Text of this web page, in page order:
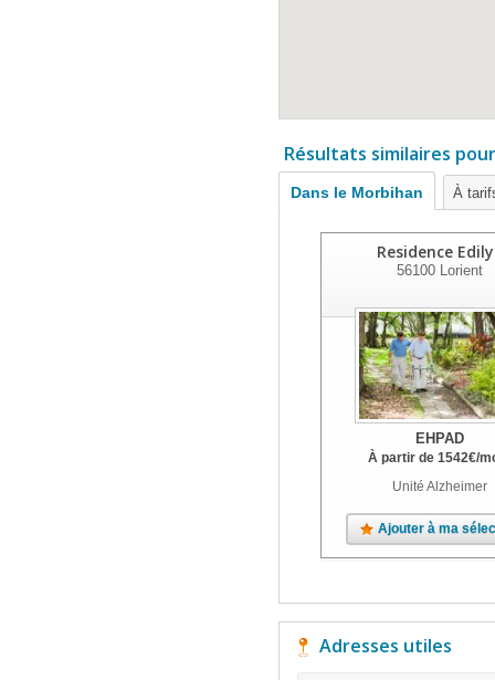
Résultats similaires
Dans le Morbihan À
Residence
56100Lorient
EHPAD
À partir de 1542€/
Unité Alzheimer
Ajouter à ma
Adresses utiles